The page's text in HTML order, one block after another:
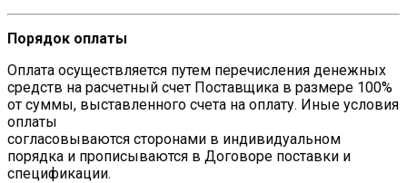
Порядок оплаты
Оплата осуществляется путем перечисления денежных
средств на расчетный счет Поставщика в размере 100%
от суммы, выставленного счета на оплату. Иные условия
оплаты
согласовываются сторонами в индивидуальном
порядка и прописываются в Договоре поставки и
спецификации.